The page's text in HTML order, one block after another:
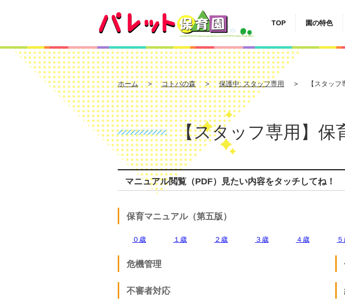
TOP 園の特色
ホーム コトバの森 保護中: スタッフ専用 【スタッ
【スタッフ専用】保
マニュアル閲覧（PDF）見たい内容をタッチしてね！
保育マニュアル（第五版）
０歳 １歳 ２歳 ３歳 ４歳
危機管理
不審者対応